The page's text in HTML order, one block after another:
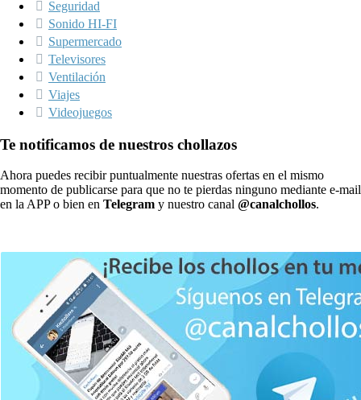
Seguridad
Sonido HI-FI
Supermercado
Televisores
Ventilación
Viajes
Videojuegos
Te notificamos de nuestros chollazos
Ahora puedes recibir puntualmente nuestras ofertas en el mismo
momento de publicarse para que no te pierdas ninguno mediante e-mail
en la APP o bien en Telegram y nuestro canal @canalchollos.